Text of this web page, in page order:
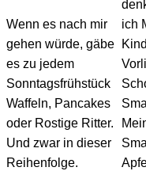
Wenn es nach mir
gehen würde, gäbe
es zu jedem
Sonntagsfrühstück
Waffeln, Pancakes
oder Rostige Ritter.
Und zwar in dieser
Reihenfolge.
ich